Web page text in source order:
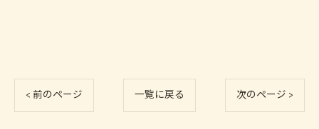
< 前のページ 一覧に戻る 次のページ >